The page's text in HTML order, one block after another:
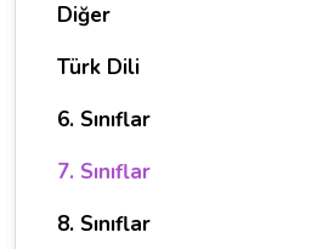
Diğer
Türk Dili
6. Sınıflar
7. Sınıflar
8. Sınıflar